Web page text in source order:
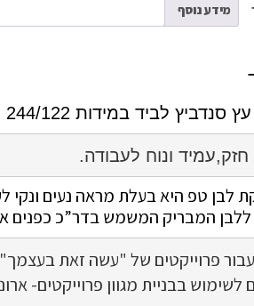
מידע נוסף
לביד במידות 244/122 ס”מ.
ונוח לעבודה.
לבן טפ היא בעלת מראה נעים ונקי
ללבן המבריק המשמש בדר”כ כפנים
לשימוש בבניית מגוון פרוייקטים-